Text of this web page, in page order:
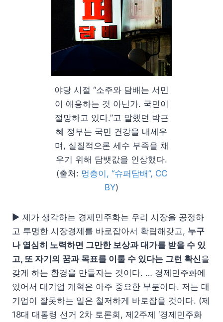
야당 시절 “소주와 담배는 서민
이 애용하는 것 아닌가. 국민이
절망하고 있다.”고 말했던 박근
혜 정부는 국민 건강을 내세우
며, 실질적으론 세수 부족을 채
우기 위해 담뱃값을 인상했다.
(출처: 멍충이, “슈퍼담배”, CC
BY)
▶ 제가 생각하는 경제민주화는 우리 시장을 공정하
고 투명한 시장경제를 바로잡아서 확립해갖고, 누구
나 열심히 노력하면 그만한 보상과 대가를 받을 수 있
고, 또 자기의 꿈과 목표를 이룰 수 있다는 그런 확신을
갖게 하는 환경을 만들자는 것이다. … 경제민주화에
있어서 대기업 개혁은 아주 중요한 부분이다. 저는 대
기업이 잘못하는 일은 철저하게 바로잡을 것이다. (제
18대 대통령 선거 2차 토론회, 제2주제 ‘경제민주화